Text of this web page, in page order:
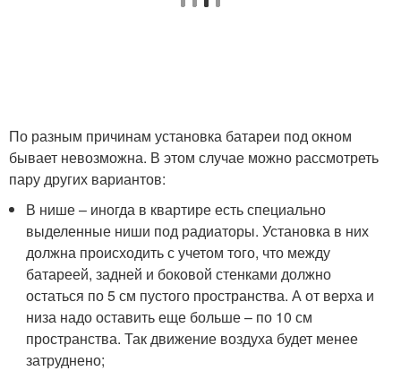
По разным причинам установка батареи под окном
бывает невозможна. В этом случае можно рассмотреть
пару других вариантов:
В нише – иногда в квартире есть специально
выделенные ниши под радиаторы. Установка в них
должна происходить с учетом того, что между
батареей, задней и боковой стенками должно
остаться по 5 см пустого пространства. А от верха и
низа надо оставить еще больше – по 10 см
пространства. Так движение воздуха будет менее
затруднено;